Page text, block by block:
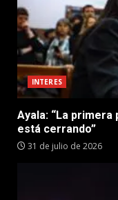
INTERES
Ayala: “La
está cerrando”
31 de julio de 2026